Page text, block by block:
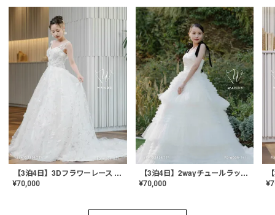
【3泊4日】3Dフラワーレース ドレス〈PD-WDOR-331〉
¥70,000
【3泊4日】2wayチュールラッフルドレス〈PD-WDOR-341RTL〉
¥70,000 ¥